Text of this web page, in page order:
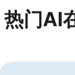
热门AI